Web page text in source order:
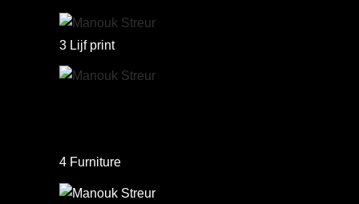
3 Lijf print
4 Furniture